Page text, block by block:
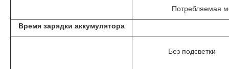
Потребляемая
Время зарядки аккумулятора
Без подсветки